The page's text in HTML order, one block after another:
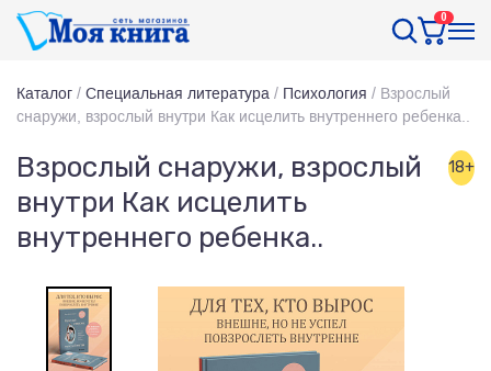
0
Каталог / Специальная литература / Психология / Взрослый
снаружи, взрослый внутри Как исцелить внутреннего ребенка..
Взрослый снаружи, взрослый
внутри Как исцелить
внутреннего ребенка..
18+